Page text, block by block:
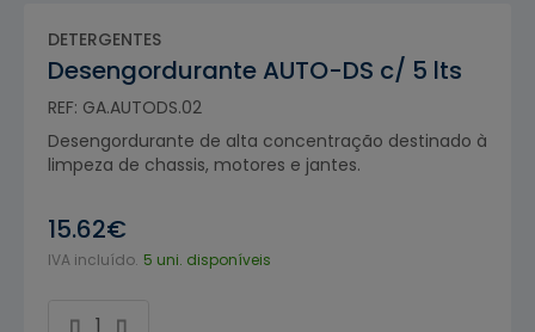
DETERGENTES
Desengordurante AUTO-DS c/ 5 lts
REF: GA.AUTODS.02
Desengordurante de alta concentração destinado à
limpeza de chassis, motores e jantes.
15.62€
IVA incluído. 5 uni. disponíveis